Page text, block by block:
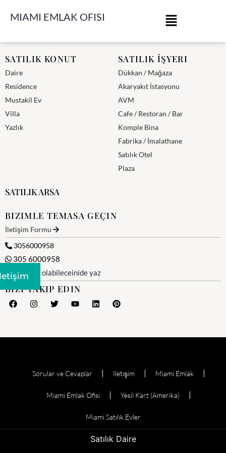
MIAMI EMLAK OFISI
Miami Emlak Ofisi
SATILIK KONUT
Daire
Residence
Mustakil Ev
Villa
Yazlık
SATILIK İŞYERI
Dükkan / Mağaza
Akaryakıt İstasyonu
AVM
Cafe / Restoran / Bar
Komple Bina
Fabrika / İmalathane
Satılık Otel
Plaza
SATILIK ARSA
BIZIMLE TEMASA GEÇIN
İletişim Formu
3056000958
305 6000958
WhatsApp olabileceinide yaz
BIZI TAKIP EDIN
Sorular ve Cevaplar Iletişim Miami Emlak
Miami Emlak Ofisi Yesil Kart (Amerika)
Miami Satılık Evler
Satılık Daire